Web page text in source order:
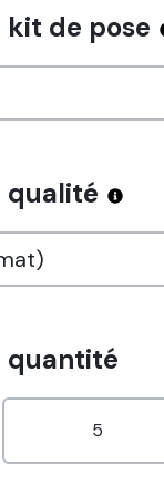
kit de pose
qualité
quantité
5